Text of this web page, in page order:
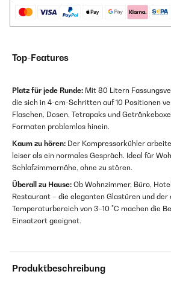
Top-Features
Platz für jede Runde: Mit 80 Litern
die sich in 4-cm-Schritten auf 10 Positionen
Flaschen, Dosen, Tetrapaks und
Formaten problemlos hinein.
Kaum zu hören: Der Kompressorkühler
leiser als ein normales Gespräch. Ideal für
Schlafzimmernähe, ohne zu stören.
Überall zu Hause: Ob Wohnzimmer, Büro,
Restaurant – die eleganten Glastüren und der
Temperaturbereich von 3–10 °C machen die
Einsatzort geeignet.
Produktbeschreibung